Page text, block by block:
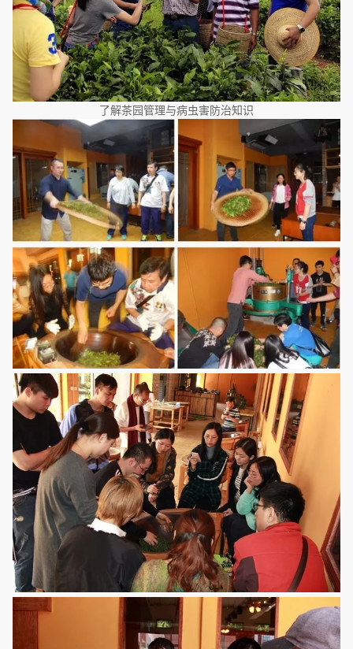
了解茶园管理与病虫害防治知识